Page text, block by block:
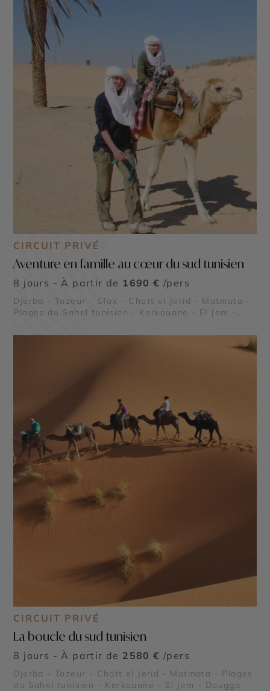
CIRCUIT PRIVÉ
Aventure en famille au cœur du sud tunisien
8 jours - À partir de 1690 € /pers
Djerba - Tozeur - Sfax - Chott el Jerid - Matmata -
Plages du Sahel tunisien - Kerkouane - El Jem -
CIRCUIT PRIVÉ
La boucle du sud tunisien
8 jours - À partir de 2580 € /pers
Djerba - Tozeur - Chott el Jerid - Matmata - Plages
du Sahel tunisien - Kerkouane - El Jem - Dougga